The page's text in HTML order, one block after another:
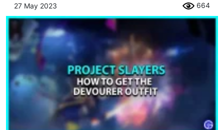
27 May 2023 664